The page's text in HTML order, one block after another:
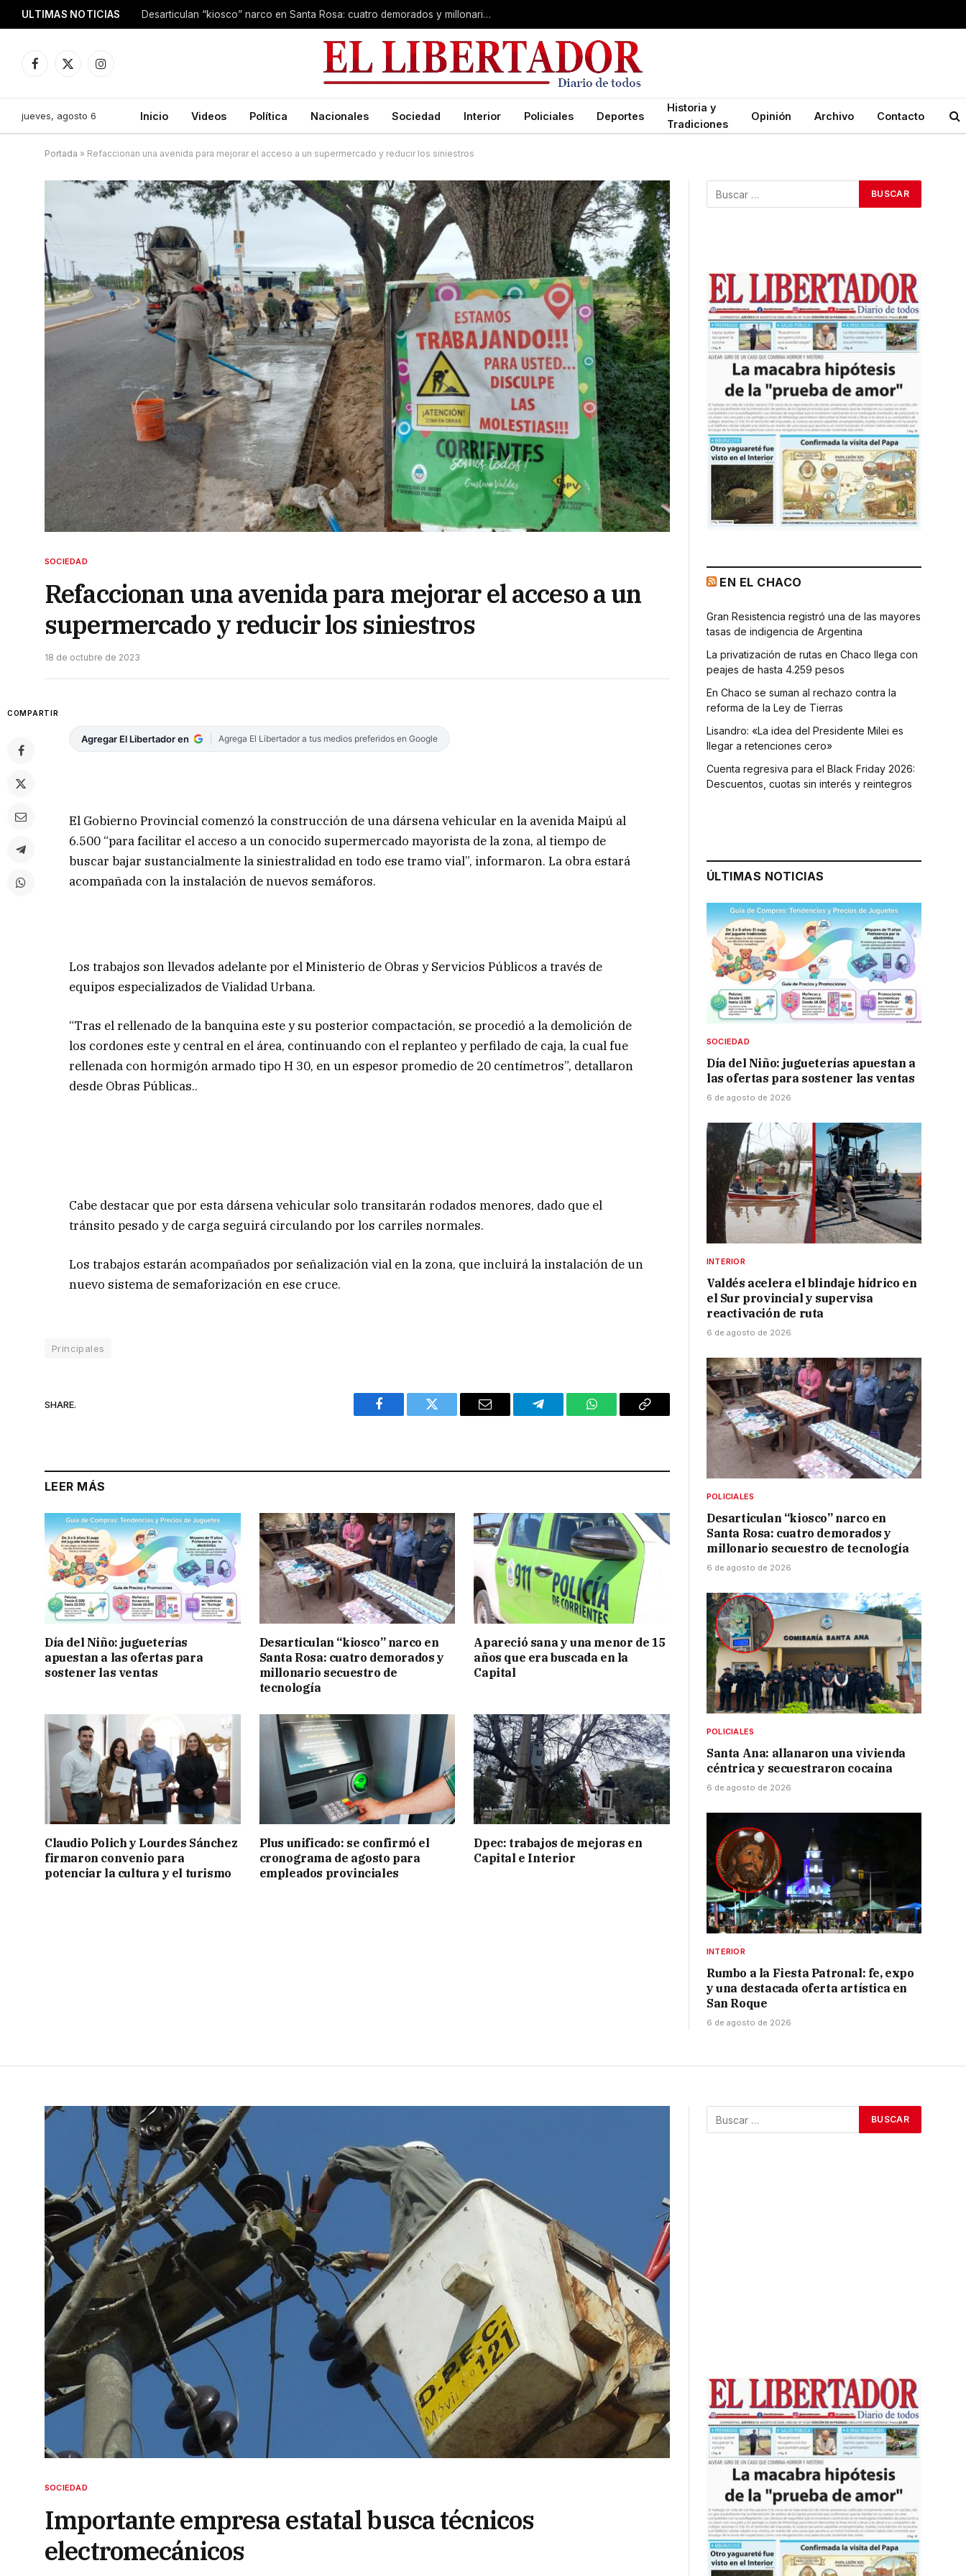
ULTIMAS NOTICIAS Desarticulan “kiosco” narco en Santa Rosa: cuatro demorados y millonario secuestro de tecnología
Facebook
X
Instagram
jueves, agosto 6 Inicio Videos Política Nacionales Sociedad Interior Policiales Deportes
Historia y
Tradiciones
Opinión Archivo Contacto
Portada » Refaccionan una avenida para mejorar el acceso a un supermercado y reducir los siniestros
SOCIEDAD
Refaccionan una avenida para mejorar el acceso a un
supermercado y reducir los siniestros
18 de octubre de 2023
COMPARTIR
Agregar El Libertador en Agrega El Libertador a tus medios preferidos en Google
El Gobierno Provincial comenzó la construcción de una dársena vehicular en la avenida Maipú al
6.500 “para facilitar el acceso a un conocido supermercado mayorista de la zona, al tiempo de
buscar bajar sustancialmente la siniestralidad en todo ese tramo vial”, informaron. La obra estará
acompañada con la instalación de nuevos semáforos.
Los trabajos son llevados adelante por el Ministerio de Obras y Servicios Públicos a través de
equipos especializados de Vialidad Urbana.
“Tras el rellenado de la banquina este y su posterior compactación, se procedió a la demolición de
los cordones este y central en el área, continuando con el replanteo y perfilado de caja, la cual fue
rellenada con hormigón armado tipo H 30, en un espesor promedio de 20 centímetros”, detallaron
desde Obras Públicas..
Cabe destacar que por esta dársena vehicular solo transitarán rodados menores, dado que el
tránsito pesado y de carga seguirá circulando por los carriles normales.
Los trabajos estarán acompañados por señalización vial en la zona, que incluirá la instalación de un
nuevo sistema de semaforización en ese cruce.
Principales
SHARE.
Facebook Twitter Email Telegram WhatsAppCopy
LEER MÁS
Día del Niño: jugueterías
apuestan a las ofertas para
sostener las ventas
Desarticulan “kiosco” narco en
Santa Rosa: cuatro demorados y
millonario secuestro de
tecnología
Apareció sana y una menor de 15
años que era buscada en la
Capital
Claudio Polich y Lourdes Sánchez
firmaron convenio para
potenciar la cultura y el turismo
Plus unificado: se confirmó el
cronograma de agosto para
empleados provinciales
Dpec: trabajos de mejoras en
Capital e Interior
EN EL CHACO
Gran Resistencia registró una de las mayores
tasas de indigencia de Argentina
La privatización de rutas en Chaco llega con
peajes de hasta 4.259 pesos
En Chaco se suman al rechazo contra la
reforma de la Ley de Tierras
Lisandro: «La idea del Presidente Milei es
llegar a retenciones cero»
Cuenta regresiva para el Black Friday 2026:
Descuentos, cuotas sin interés y reintegros
ÚLTIMAS NOTICIAS
SOCIEDAD
Día del Niño: jugueterías apuestan a
las ofertas para sostener las ventas
6 de agosto de 2026
INTERIOR
Valdés acelera el blindaje hídrico en
el Sur provincial y supervisa
reactivación de ruta
6 de agosto de 2026
POLICIALES
Desarticulan “kiosco” narco en
Santa Rosa: cuatro demorados y
millonario secuestro de tecnología
6 de agosto de 2026
POLICIALES
Santa Ana: allanaron una vivienda
céntrica y secuestraron cocaína
6 de agosto de 2026
INTERIOR
Rumbo a la Fiesta Patronal: fe, expo
y una destacada oferta artística en
San Roque
6 de agosto de 2026
SOCIEDAD
Importante empresa estatal busca técnicos
electromecánicos